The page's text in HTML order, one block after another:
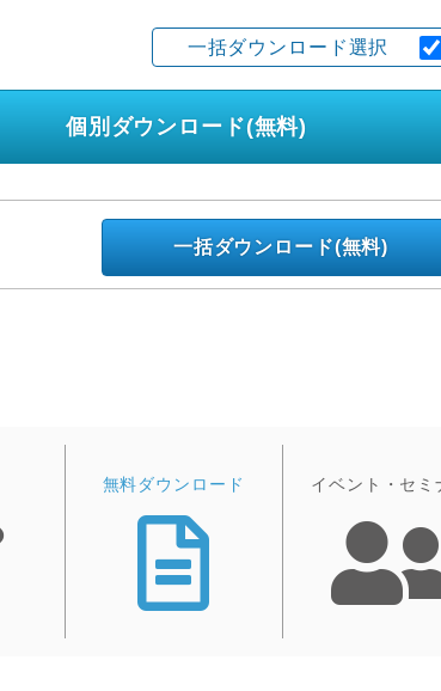
一括ダウンロード選択
個別ダウンロード(無料)
一括ダウンロード(無料)
無料ダウンロード イベント・セミ